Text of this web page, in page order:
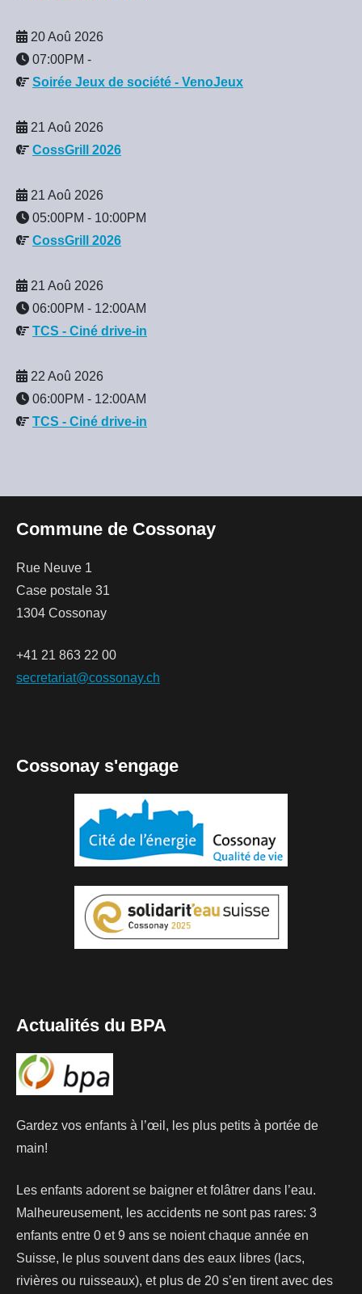
20 Aoû 2026
07:00PM -
Soirée Jeux de société - VenoJeux
21 Aoû 2026
CossGrill 2026
21 Aoû 2026
05:00PM - 10:00PM
CossGrill 2026
21 Aoû 2026
06:00PM - 12:00AM
TCS - Ciné drive-in
22 Aoû 2026
06:00PM - 12:00AM
TCS - Ciné drive-in
Commune de Cossonay
Rue Neuve 1
Case postale 31
1304 Cossonay
+41 21 863 22 00
secretariat@cossonay.ch
Cossonay s'engage
Actualités du BPA
Gardez vos enfants à l’œil, les plus petits à portée de
main!
Les enfants adorent se baigner et folâtrer dans l’eau.
Malheureusement, les accidents ne sont pas rares: 3
enfants entre 0 et 9 ans se noient chaque année en
Suisse, le plus souvent dans des eaux libres (lacs,
rivières ou ruisseaux), et plus de 20 s’en tirent avec des